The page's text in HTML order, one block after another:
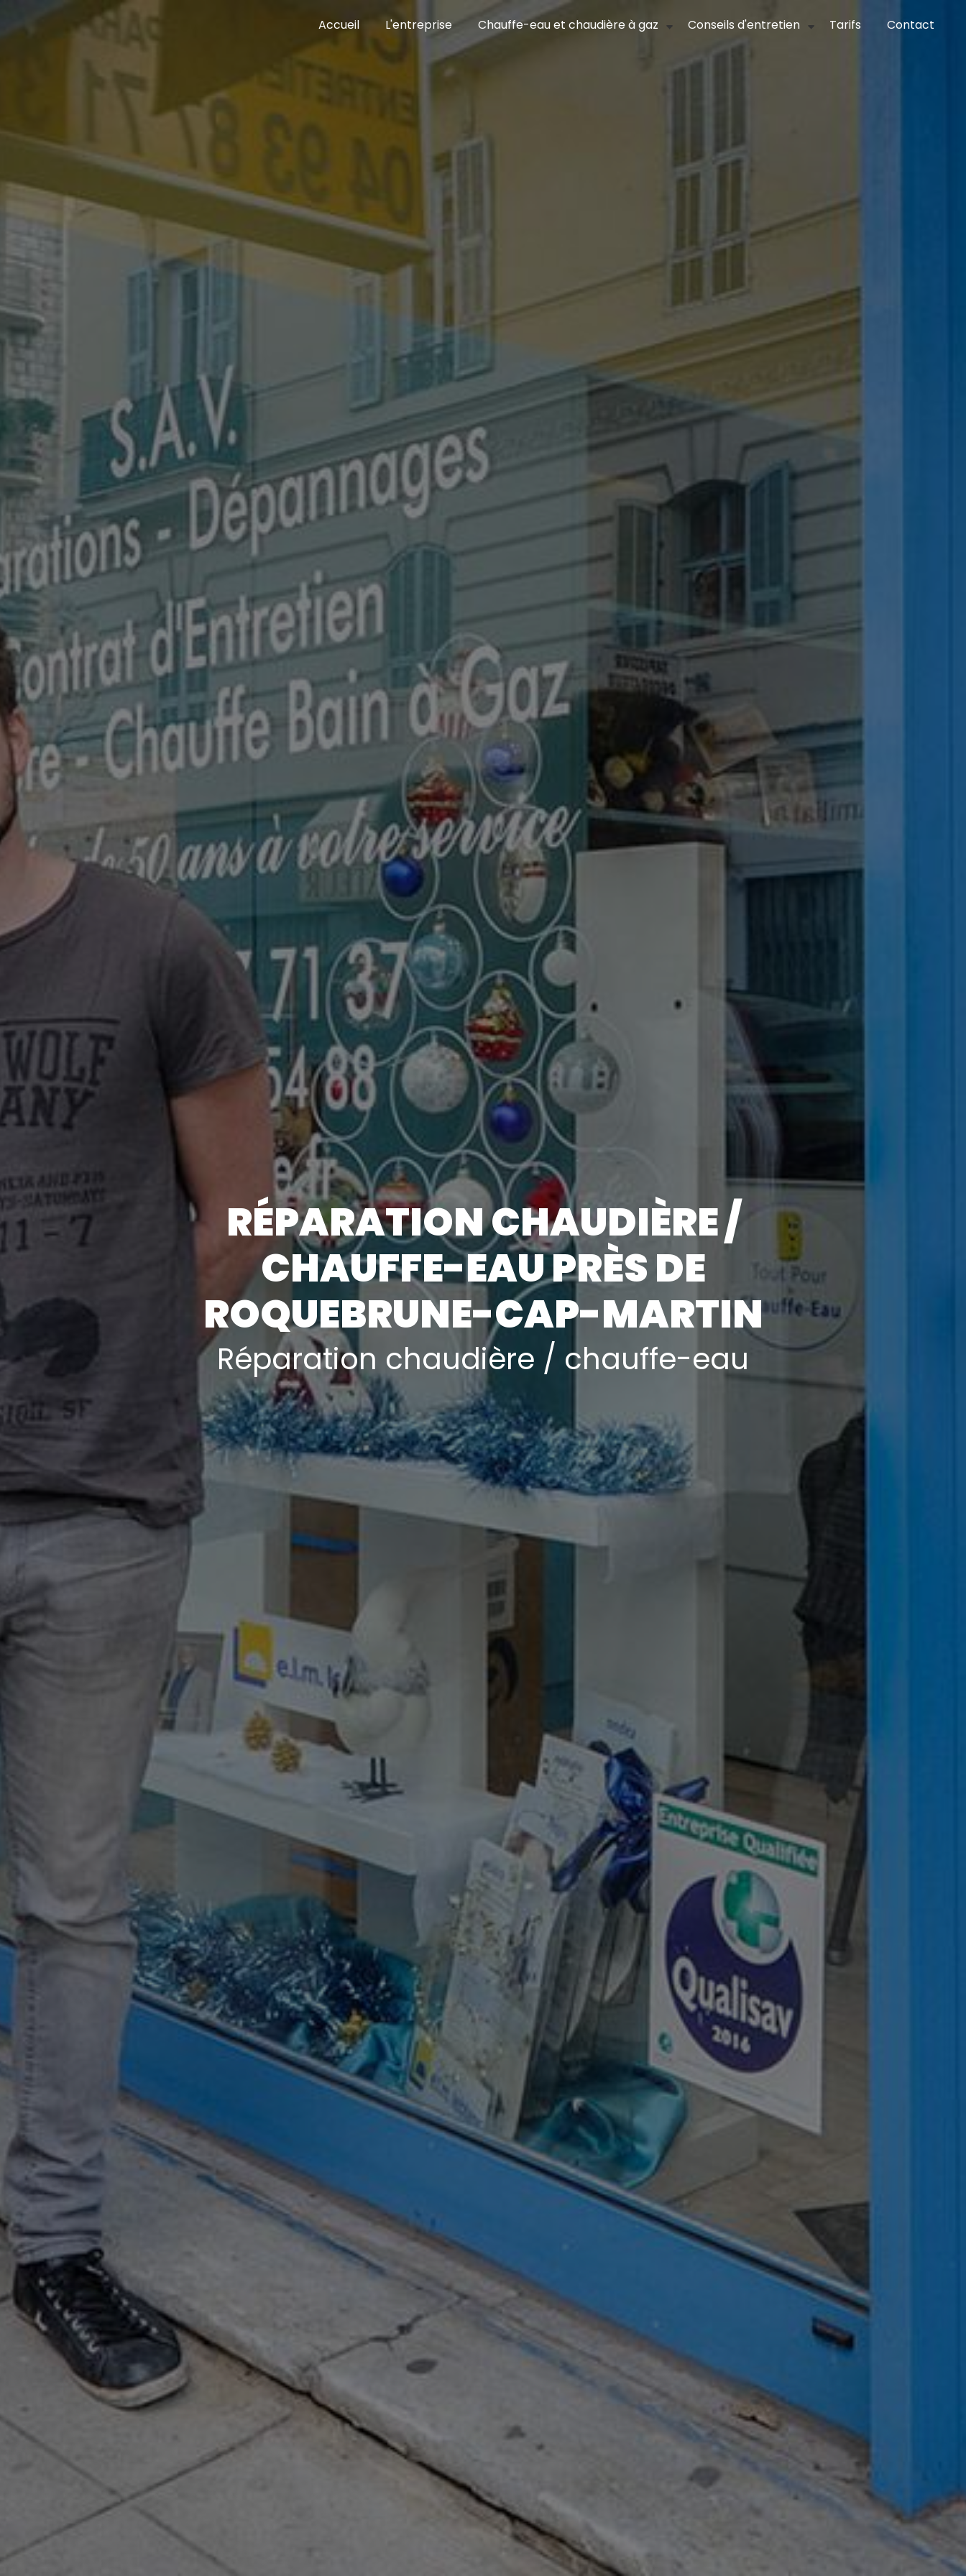
Accueil L'entreprise Chauffe-eau et chaudière à gaz Conseils d'entretien Tarifs Contact
RÉPARATION CHAUDIÈRE /
CHAUFFE-EAU PRÈS DE
ROQUEBRUNE-CAP-MARTIN
Réparation chaudière / chauffe-eau
Panneau de gestion des cookies